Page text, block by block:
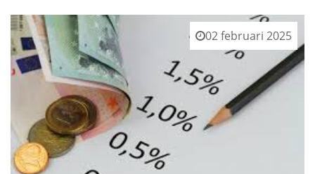
02 februari 2025